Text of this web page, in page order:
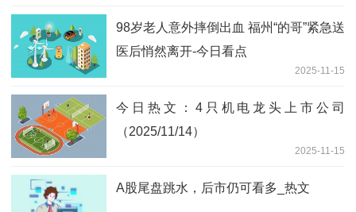
98岁老人意外摔倒出血 福州“的哥”紧急送
医后悄然离开-今日看点
2025-11-15
今日热文：4只机电龙头上市公司
（2025/11/14）
2025-11-15
A股尾盘跳水，后市仍可看多_热文